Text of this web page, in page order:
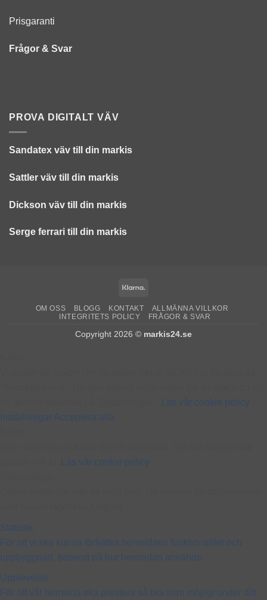
Prisgaranti
Frågor & Svar
PROVA DIGITALT VÄV
Sandatex väv till din markis
Sattler väv till din markis
Dickson väv till din markis
Serge ferrari till din markis
OM OSS BLOGG KONTAKT
ALLMÄNNA VILLKOR
INTEGRITETS POLICY
FRÅGOR & SVAR
Copyright 2026 © markis24.se
Läs vår cookie policy
Inställningar Acceptera alla
Läs vår cookie policy
Statistik
För att vi ska kunna förbättra hemsidans funktionalitet och
uppbyggnad, baserat på hur hemsidan används.
Upplevelse
För att vår hemsida ska prestera så bra som möjligt under ditt